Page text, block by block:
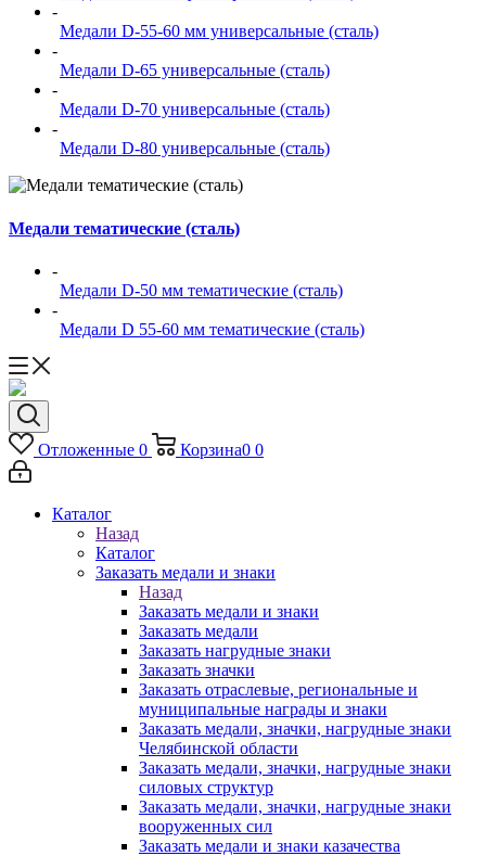
-
Медали D-55-60 мм универсальные (сталь)
-
Медали D-65 универсальные (сталь)
-
Медали D-70 универсальные (сталь)
-
Медали D-80 универсальные (сталь)
Медали тематические (сталь)
-
Медали D-50 мм тематические (сталь)
-
Медали D 55-60 мм тематические (сталь)
Отложенные 0 Корзина0 0
Каталог
Назад
Каталог
Заказать медали и знаки
Назад
Заказать медали и знаки
Заказать медали
Заказать нагрудные знаки
Заказать значки
Заказать отраслевые, региональные и
муниципальные награды и знаки
Заказать медали, значки, нагрудные знаки
Челябинской области
Заказать медали, значки, нагрудные знаки
силовых структур
Заказать медали, значки, нагрудные знаки
вооруженных сил
Заказать медали и знаки казачества